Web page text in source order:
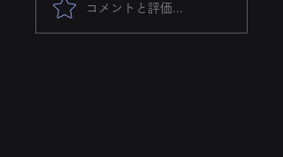
コメントと評価...